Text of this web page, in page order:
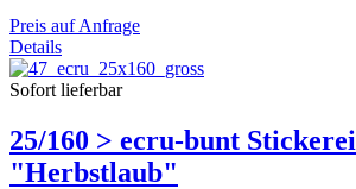
Preis auf Anfrage
Details
Sofort lieferbar
25/160 > ecru-bunt Stickerei
"Herbstlaub"